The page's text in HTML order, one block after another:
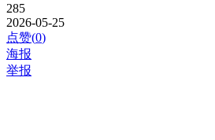
285
2026-05-25
点赞(0)
海报
举报